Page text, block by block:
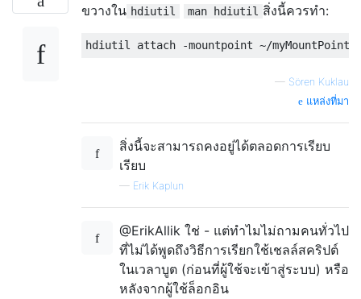
ขวางใน hdiutil man hdiutil สิ่งนี้ควรทำ:
— Sören Kuklau
แหล่งที่มา
สิ่งนี้จะสามารถคงอยู่ได้ตลอดการเรียบ
เรียบ
— Erik Kaplun
@ErikAllik ใช่ - แต่ทำไมไม่ถามคนทั่วไป
ที่ไม่ได้พูดถึงวิธีการเรียกใช้เชลล์สคริปต์
ในเวลาบูต (ก่อนที่ผู้ใช้จะเข้าสู่ระบบ) หรือ
หลังจากผู้ใช้ล็อกอิน